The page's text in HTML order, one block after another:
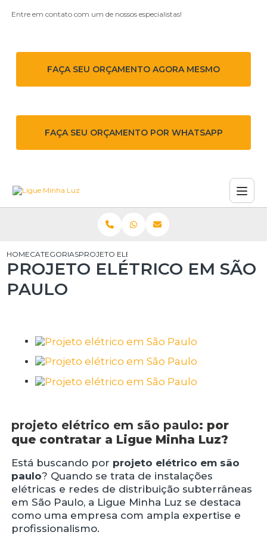
Entre em contato com um de nossos especialistas!
FAÇA SEU ORÇAMENTO AGORA MESMO
FAÇA SEU ORÇAMENTO POR WHATSAPP
HOMECATEGORIASPROJETO ELÉTRICO EM SÃO PAULO
PROJETO ELÉTRICO EM SÃO
PAULO
projeto elétrico em são paulo: por
que contratar a Ligue Minha Luz?
Está buscando por projeto elétrico em são
paulo? Quando se trata de instalações
elétricas e redes de distribuição subterrâneas
em São Paulo, a Ligue Minha Luz se destaca
como uma empresa com ampla expertise e
profissionalismo.